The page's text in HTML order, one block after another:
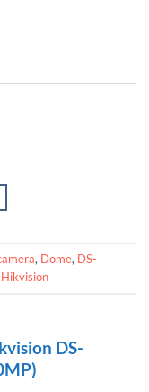
, Dome, DS-
Hikvision
DS-